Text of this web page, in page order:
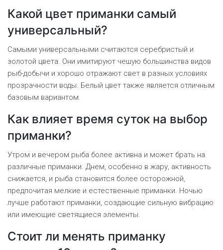
Какой цвет приманки самый
универсальный?
Самыми универсальными считаются серебристый и
золотой цвета. Они имитируют чешую большинства видов
рыб-добычи и хорошо отражают свет в разных условиях
прозрачности воды. Белый цвет также является отличным
базовым вариантом.
Как влияет время суток на выбор
приманки?
Утром и вечером рыба более активна и может брать на
различные приманки. Днем, особенно в жару, активность
снижается, и рыба становится более осторожной,
предпочитая мелкие и естественные приманки. Ночью
лучше работают приманки, создающие сильную вибрацию
или имеющие светящиеся элементы.
Стоит ли менять приманку